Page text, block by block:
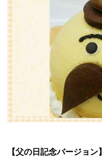
【父の日記念バージョン】